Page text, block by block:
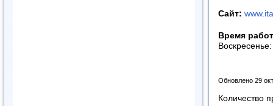
Сайт:
Время
Обновлено 29
Количество